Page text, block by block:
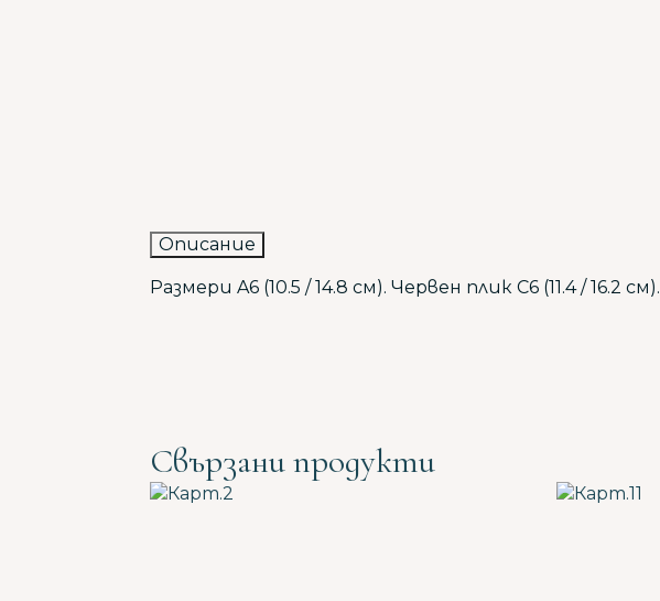
Описание
Размери A6 (10.5 / 14.8 см). Червен плик C6 (11.4 / 16.2 см).
Свързани продукти